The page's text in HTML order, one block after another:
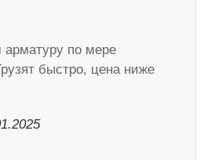
арматуру по мере
быстро, цена ниже